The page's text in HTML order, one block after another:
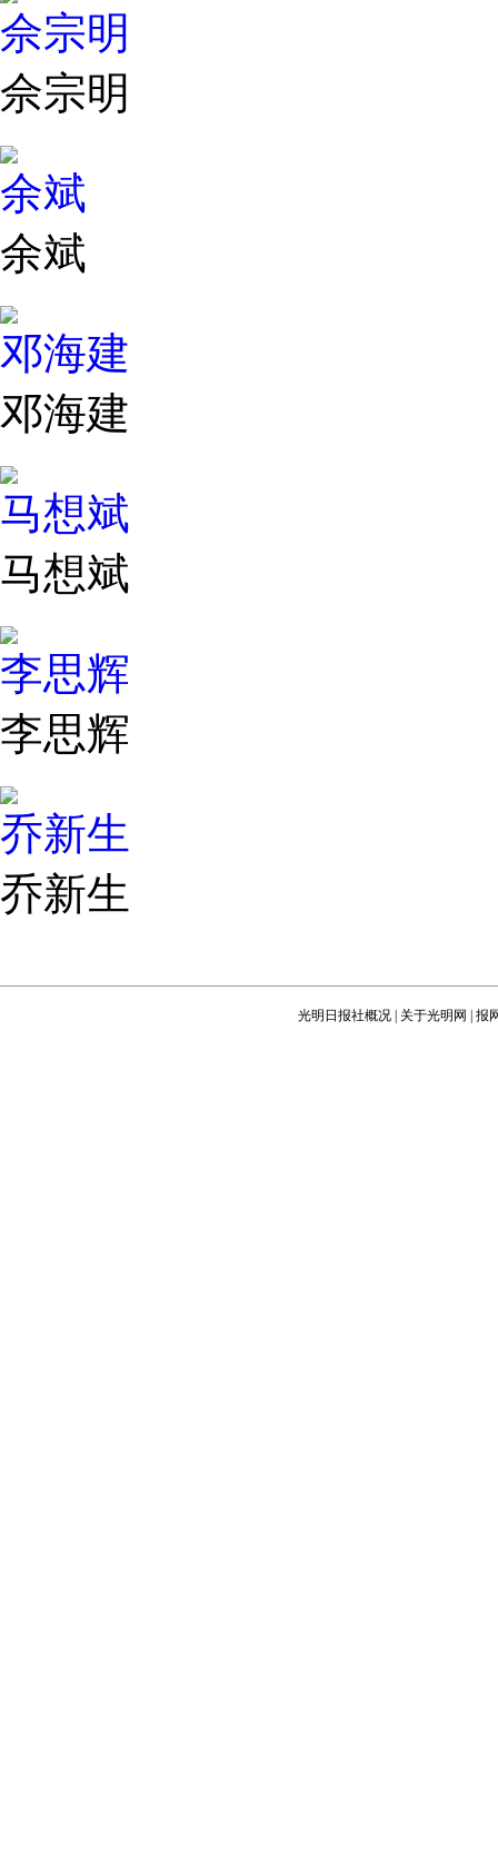
佘宗明
佘宗明
余斌
余斌
邓海建
邓海建
马想斌
马想斌
李思辉
李思辉
乔新生
乔新生
光明日报社概况 关于光明网 报